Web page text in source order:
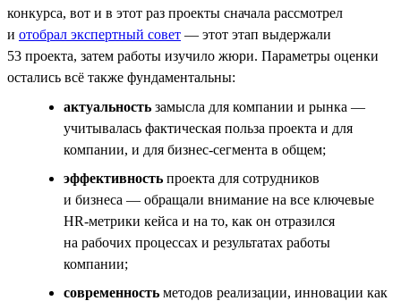
конкурса, вот и в этот раз проекты сначала рассмотрел
и отобрал экспертный совет — этот этап выдержали
53 проекта, затем работы изучило жюри. Параметры оценки
остались всё также фундаментальны:
актуальность замысла для компании и рынка —
учитывалась фактическая польза проекта и для
компании, и для бизнес-сегмента в общем;
эффективность проекта для сотрудников
и бизнеса — обращали внимание на все ключевые
НR-метрики кейса и на то, как он отразился
на рабочих процессах и результатах работы
компании;
современность методов реализации, инновации как